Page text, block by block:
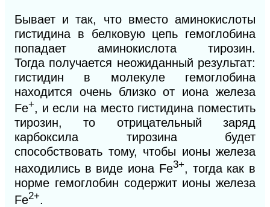
Бывает и так, что вместо аминокислоты
гистидина в белковую цепь гемоглобина
попадает аминокислота тирозин.
Тогда получается неожиданный результат:
гистидин в молекуле гемоглобина
находится очень близко от иона железа
Fe+, и если на место гистидина поместить
тирозин, то отрицательный заряд
карбоксила тирозина будет
способствовать тому, чтобы ионы железа
находились в виде иона Fe3+, тогда как в
норме гемоглобин содержит ионы железа
Fe2+.